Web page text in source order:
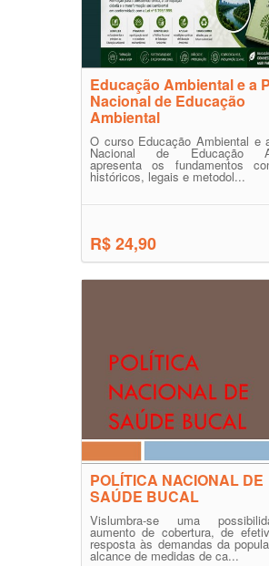
Educação Ambiental e a
Nacional de Educação
Ambiental
O curso Educação Ambiental e
Nacional de Educação
apresenta os fundamentos
históricos, legais e metodol...
R$ 24,90
POLÍTICA NACIONAL DE
SAÚDE BUCAL
Vislumbra-se uma
aumento de cobertura, de
resposta às demandas da
alcance de medidas de ca...